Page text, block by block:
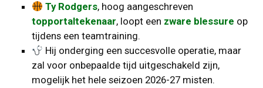
Ty Rodgers, hoog aangeschreven
topportaltekenaar, loopt een zware blessure op
tijdens een teamtraining.
Hij onderging een succesvolle operatie, maar
zal voor onbepaalde tijd uitgeschakeld zijn,
mogelijk het hele seizoen 2026-27 misten.